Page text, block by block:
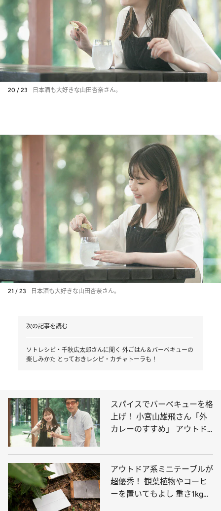
20 / 23 日本酒も大好きな山田杏奈さん。
21 / 23 日本酒も大好きな山田杏奈さん。
次の記事を読む
ソトレシピ・千秋広太郎さんに聞く 外ごはん＆バーベキューの
楽しみかた とっておきレシピ・カチャトーラも！
スパイスでバーベキューを格
上げ！ 小宮山雄飛さん「外
カレーのすすめ」 アウトド
アウトドア系ミニテーブルが
超優秀！ 観葉植物やコーヒ
ーを置いてもよし 重さ1kg未